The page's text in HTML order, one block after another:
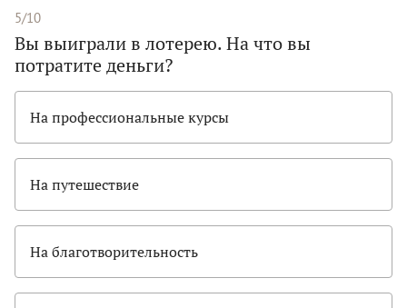
5/10
Вы выиграли в лотерею. На что вы
потратите деньги?
На профессиональные курсы
На путешествие
На благотворительность